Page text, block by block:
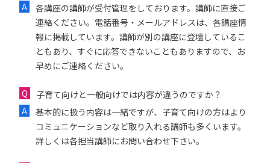
各講座の講師が受付管理をしております。講師に直接ご
連絡ください。電話番号・メールアドレスは、各講座情
報に掲載しています。講師が別の講座に登壇しているこ
ともあり、すぐに応答できないこともありますので、お
早めにご連絡ください。
子育て向けと一般向けでは内容が違うのですか？
基本的に扱う内容は一緒ですが、子育て向けの方はより
コミュニケーションなど取り入れる講師も多くいます。
詳しくは各担当講師にお問い合わせ下さい。